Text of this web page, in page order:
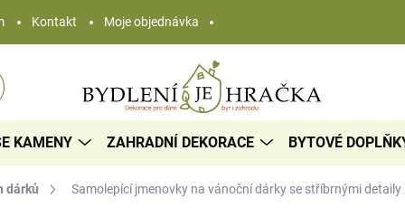
Kontakt Moje objednávka
KAMENY ZAHRADNÍ DEKORACE BYTOVÉ
dárků Samolepící jmenovky na vánoční dárky se stříbrnými detaily